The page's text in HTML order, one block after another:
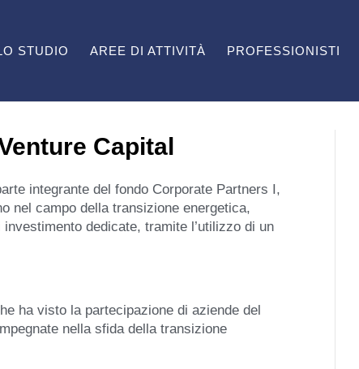
STUDIO AREE DI ATTIVITÀ PROFESSIONISTI
Capital
integrante del fondo Corporate Partners I,
nel campo della transizione energetica,
dedicate, tramite l’utilizzo di un
ha visto la partecipazione di aziende del
nella sfida della transizione